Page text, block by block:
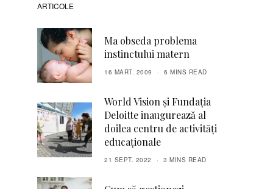
ARTICOLE
Ma obseda problema
instinctului matern
16 MART. 2009 6 MINS READ
World Vision şi Fundația
Deloitte inaugurează al
doilea centru de activități
educaționale
21 SEPT. 2022 3 MINS READ